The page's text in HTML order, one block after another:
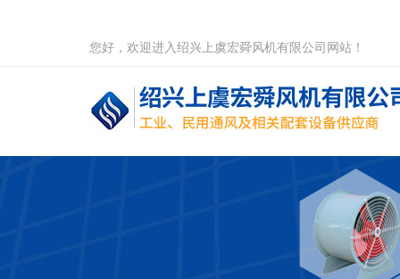
您好，欢迎进入绍兴上虞宏舜风机有限公司网站！